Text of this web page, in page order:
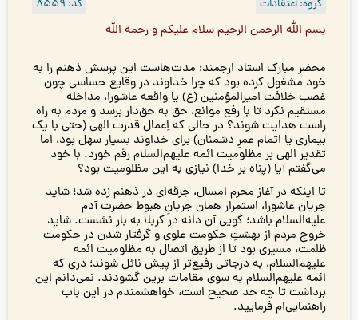
کد: 8559 گروه: اعتقادات
بسم الله الرحمن الرحیم سلام علیکم و رحمة الله
محضر مبارک استاد ارجمند؛ مدت‌هاست این پرسش ذهنم را به
خود مشغول کرده بود که چرا خداوند در وقایع حساسی چون
غصب خلافت امیرالمؤمنین (ع) یا واقعه عاشورا، مداخله
مستقیم نکرد تا با رفع موانع، حق به حق‌دار برسد و مردم به راه
راست هدایت شوند؟ در حالی که اِعمال قدرت الهی (حتی با یک
بیماری یا اتمام عمرِ دشمنان) برای خداوند بسیار سهل بود، اما
تقدیر الهی بر مظلومیت ائمه علیهم‌السلام رقم خورد. با خود
می‌گفتم آیا (پناه بر خدا) نیازی به این مظلومیت بود؟
تا اینکه در آغاز محرم امسال، جرقه‌ای در ذهنم زده شد؛ شاید
جریان عاشورا، استمرار همان جریانِ هبوط حضرت آدم
علیه‌السلام باشد؛ گویی آن دانه در کربلا به بار نشست. شاید
خروج مردم از بهشتِ حکومت علوی و گرفتار شدن در حکومت
ظلمت، مسیری بود تا از طریق اتصال به مظلومیت ائمه
علیهم‌السلام، به درجاتی رفیع‌تر از پیش نائل شوند؛ دری که
ائمه علیهم‌السلام به سوی مقامات برین گشودند. نمی‌دانم این
برداشت تا چه حد صحیح است، خواهشمندم در این باب
راهنمایی‌ام فرمایید.